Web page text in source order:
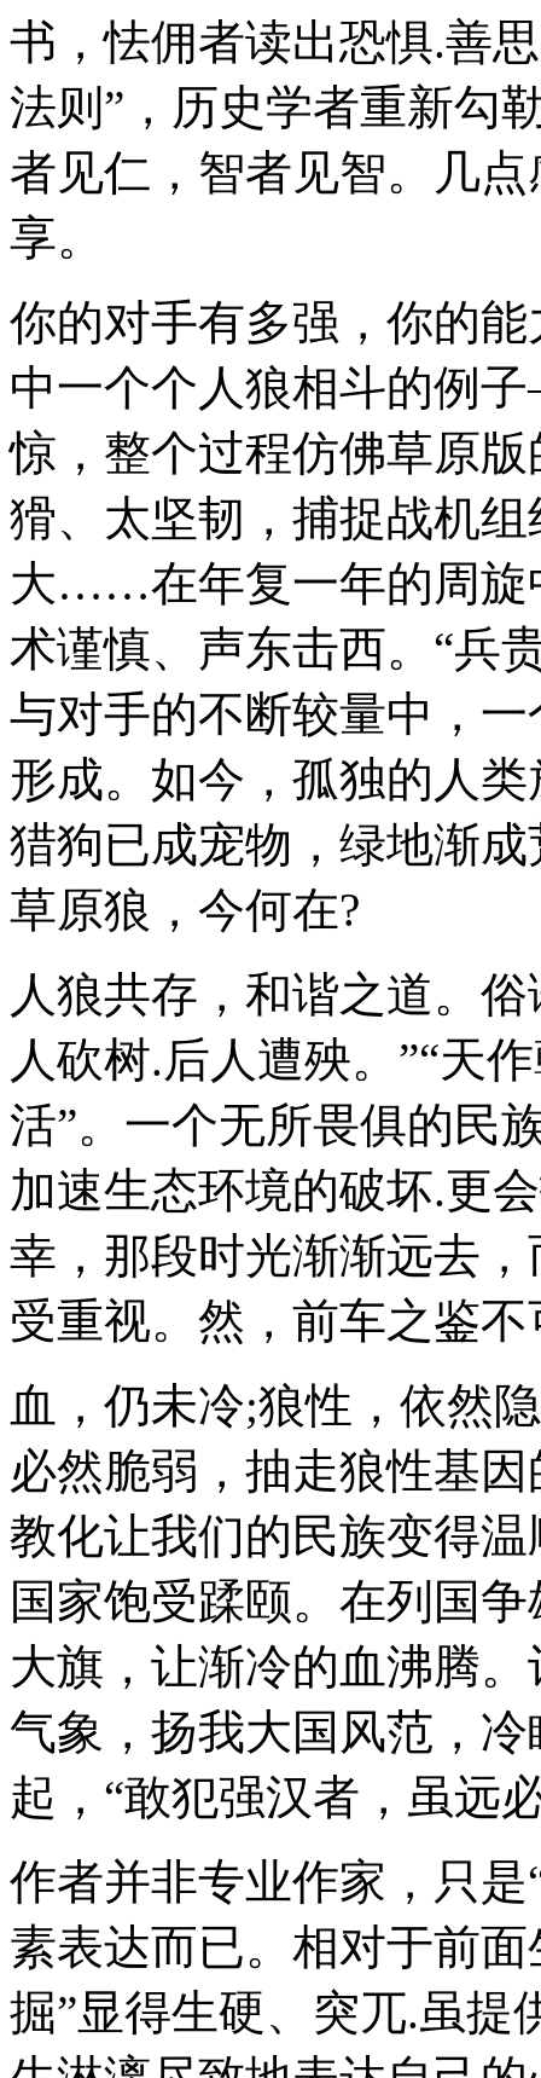
书，怯佣者读出恐惧.善
法则”，历史学者重新
者见仁，智者见智。几
享。
你的对手有多强，你的
中一个个人狼相斗的例
惊，整个过程仿佛草原
猾、太坚韧，捕捉战机
大……在年复一年的周旋
术谨慎、声东击西。“兵
与对手的不断较量中，
形成。如今，孤独的人
猎狗已成宠物，绿地渐
草原狼，今何在?
人狼共存，和谐之道。
人砍树.后人遭殃。”“天
活”。一个无所畏俱的民
加速生态环境的破坏.更
幸，那段时光渐渐远去
受重视。然，前车之鉴
血，仍未冷;狼性，依然
必然脆弱，抽走狼性基
教化让我们的民族变得
国家饱受蹂颐。在列国
大旗，让渐冷的血沸腾
气象，扬我大国风范，
起，“敢犯强汉者，虽远
作者并非专业作家，只
素表达而已。相对于前
掘”显得生硬、突兀.虽提